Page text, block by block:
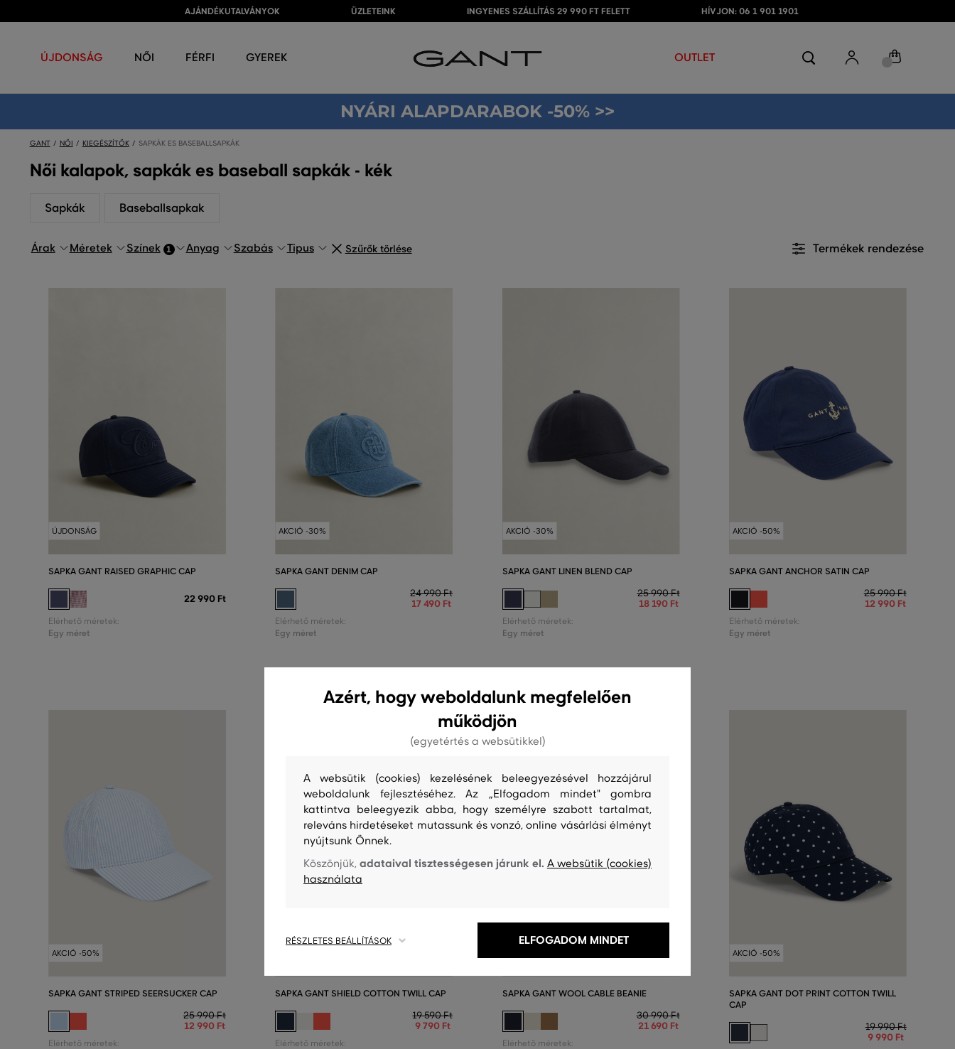
AJÁNDÉKUTALVÁNYOK ÜZLETEINK INGYENES SZÁLLÍTÁS 29 990 FT FELETT HÍVJON: 06 1 901 1901
ÚJDONSÁG NŐI FÉRFI GYEREK OUTLET
NYÁRI ALAPDARABOK -50% >>
GANT NŐI KIEGÉSZÍTŐK SAPKÁK ES BASEBALLSAPKÁK
Női kalapok, sapkák es baseball sapkák - kék
Sapkák Baseballsapkak
Árak Méretek Színek 1 Anyag Szabás Tipus Szűrők törlése Termékek rendezése
ÚJDONSÁG
SAPKA GANT RAISED GRAPHIC CAP
22 990 Ft
Elérhető méretek:
Egy méret
AKCIÓ -30%
SAPKA GANT DENIM CAP
24 990 Ft
17 490 Ft
Elérhető méretek:
Egy méret
AKCIÓ -30%
SAPKA GANT LINEN BLEND CAP
25 990 Ft
18 190 Ft
Elérhető méretek:
Egy méret
AKCIÓ -50%
SAPKA GANT ANCHOR SATIN CAP
25 990 Ft
12 990 Ft
Elérhető méretek:
Egy méret
AKCIÓ -50%
SAPKA GANT STRIPED SEERSUCKER CAP
25 990 Ft
12 990 Ft
Elérhető méretek:
SAPKA GANT SHIELD COTTON TWILL CAP
19 590 Ft
9 790 Ft
Elérhető méretek:
SAPKA GANT WOOL CABLE BEANIE
30 990 Ft
21 690 Ft
Elérhető méretek:
AKCIÓ -50%
SAPKA GANT DOT PRINT COTTON TWILL
CAP
19 990 Ft
9 990 Ft
Azért, hogy weboldalunk megfelelően
működjön
(egyetértés a websütikkel)
A websütik (cookies) kezelésének beleegyezésével hozzájárul
weboldalunk fejlesztéséhez. Az „Elfogadom mindet" gombra
kattintva beleegyezik abba, hogy személyre szabott tartalmat,
releváns hirdetéseket mutassunk és vonzó, online vásárlási élményt
nyújtsunk Önnek.
Köszönjük,adataival tisztességesen járunk el. A websütik (cookies)
használata
RÉSZLETES BEÁLLÍTÁSOK ELFOGADOM MINDET